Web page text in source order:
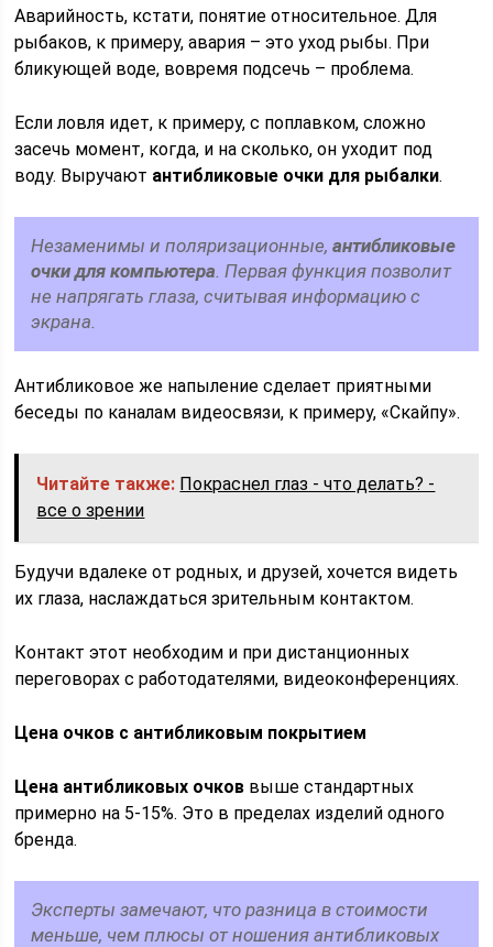
Аварийность, кстати, понятие относительное. Для
рыбаков, к примеру, авария – это уход рыбы. При
бликующей воде, вовремя подсечь – проблема.
Если ловля идет, к примеру, с поплавком, сложно
засечь момент, когда, и на сколько, он уходит под
воду. Выручают антибликовые очки для рыбалки.
Незаменимы и поляризационные,антибликовые
очки для компьютера. Первая функция позволит
не напрягать глаза, считывая информацию с
экрана.
Антибликовое же напыление сделает приятными
беседы по каналам видеосвязи, к примеру, «Скайпу».
Читайте также: Покраснел глаз - что делать? -
все о зрении
Будучи вдалеке от родных, и друзей, хочется видеть
их глаза, наслаждаться зрительным контактом.
Контакт этот необходим и при дистанционных
переговорах с работодателями, видеоконференциях.
Цена очков с антибликовым покрытием
Цена антибликовых очков выше стандартных
примерно на 5-15%. Это в пределах изделий одного
бренда.
Эксперты замечают, что разница в стоимости
меньше, чем плюсы от ношения антибликовых